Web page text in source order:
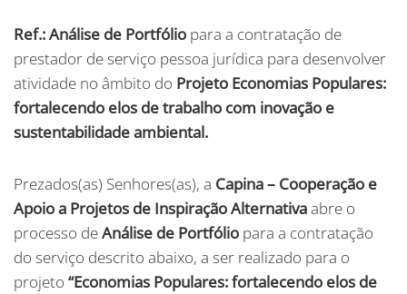
Ref.: Análise de Portfólio para a contratação de
prestador de serviço pessoa jurídica para desenvolver
atividade no âmbito do Projeto Economias Populares:
fortalecendo elos de trabalho com inovação e
sustentabilidade ambiental.
Prezados(as) Senhores(as), a Capina – Cooperação e
Apoio a Projetos de Inspiração Alternativaabre o
processo deAnálise de Portfólio para a contratação
do serviço descrito abaixo, a ser realizado para o
projeto “Economias Populares: fortalecendo elos de